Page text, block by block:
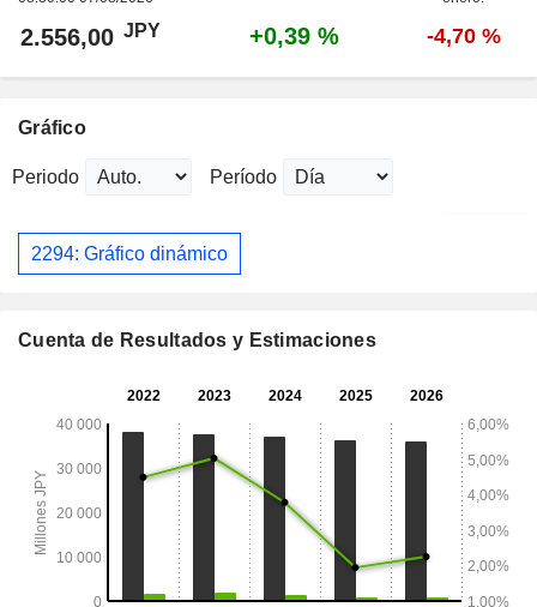
2.556,00 JPY +0,39 % -4,70 %
Gráfico
Periodo Período
2294: Gráfico dinámico
Cuenta de Resultados y Estimaciones